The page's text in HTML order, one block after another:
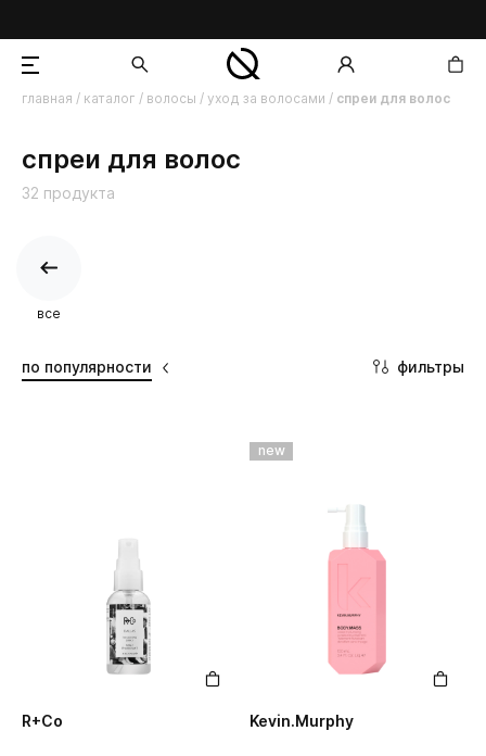
главная / каталог / волосы / уход за волосами / спреи для волос
спреи для волос
32 продукта
все
по популярности фильтры
R+Co
new
Kevin.Murphy